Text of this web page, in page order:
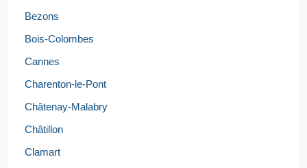
Bezons
Bois-Colombes
Cannes
Charenton-le-Pont
Châtenay-Malabry
Châtillon
Clamart